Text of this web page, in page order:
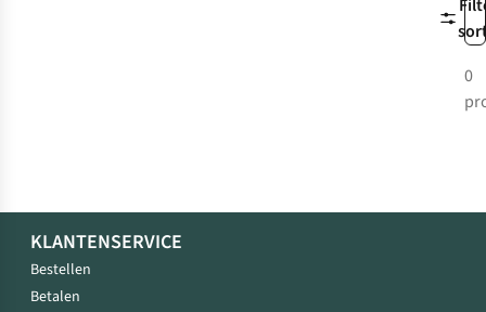
0
KLANTENSERVICE
Bestellen
Betalen